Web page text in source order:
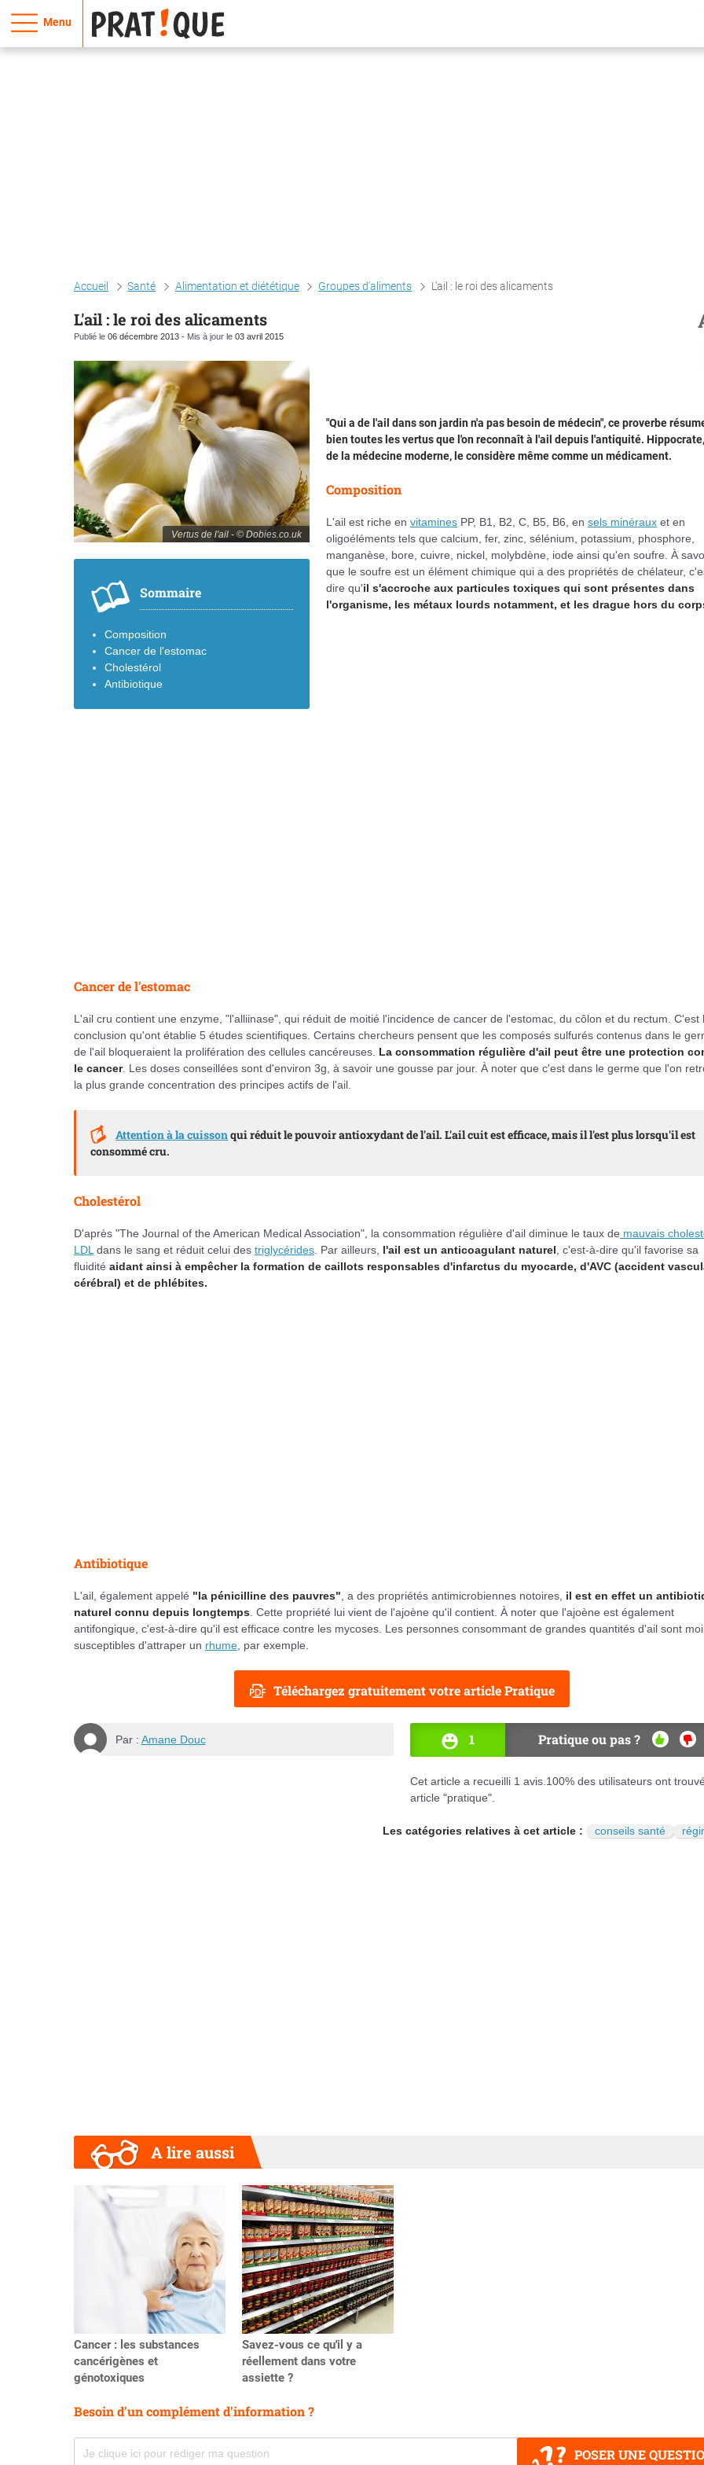
Menu
Accueil Santé Alimentation et diététique Groupes d'aliments L'ail : le roi des alicaments
L'ail : le roi des alicaments
Publié le 06 décembre 2013 - Mis à jour le 03 avril 2015
Vertus de l'ail - © Dobies.co.uk
"Qui a de l'ail dans son jardin n'a pas besoin de médecin", ce proverbe
bien toutes les vertus que l'on reconnaît à l'ail depuis l'antiquité.
de la médecine moderne, le considère même comme un médicament.
Sommaire
Composition
Cancer de l'estomac
Cholestérol
Antibiotique
Composition
L'ail est riche en vitamines PP, B1, B2, C, B5, B6, en sels minéraux et en
oligoéléments tels que calcium, fer, zinc, sélénium, potassium, phosphore,
manganèse, bore, cuivre, nickel, molybdène, iode ainsi qu'en soufre. À
que le soufre est un élément chimique qui a des propriétés de chélateur,
dire qu'il s'accroche aux particules toxiques qui sont présentes dans
l'organisme, les métaux lourds notamment, et les drague hors du
Cancer de l'estomac
L'ail cru contient une enzyme, "l'alliinase", qui réduit de moitié l'incidence de cancer de l'estomac, du côlon et du rectum. C'est
conclusion qu'ont établie 5 études scientifiques. Certains chercheurs pensent que les composés sulfurés contenus dans le
de l'ail bloqueraient la prolifération des cellules cancéreuses. La consommation régulière d'ail peut être une protection
le cancer. Les doses conseillées sont d'environ 3g, à savoir une gousse par jour. À noter que c'est dans le germe que l'on
la plus grande concentration des principes actifs de l'ail.
Attention à la cuissonqui réduit le pouvoir antioxydant de l'ail. L'ail cuit est efficace, mais il l'est plus lorsqu'il est
consommé cru.
Cholestérol
D'après "The Journal of the American Medical Association", la consommation régulière d'ail diminue le taux de mauvais
LDL dans le sang et réduit celui des triglycérides . Par ailleurs, l'ail est un anticoagulant naturel , c'est-à-dire qu'il favorise sa
fluidité aidant ainsi à empêcher la formation de caillots responsables d'infarctus du myocarde, d'AVC (accident
cérébral) et de phlébites.
Antibiotique
L'ail, également appelé "la pénicilline des pauvres" , a des propriétés antimicrobiennes notoires, il est en effet un
naturel connu depuis longtemps . Cette propriété lui vient de l'ajoène qu'il contient. À noter que l'ajoène est également
antifongique, c'est-à-dire qu'il est efficace contre les mycoses. Les personnes consommant de grandes quantités d'ail sont
susceptibles d'attraper un rhume , par exemple.
Téléchargez gratuitement votre article Pratique
Par : Amane Douc 1 Pratique ou pas ?
OUI NON
Cet article a recueilli 1 avis. 100% des utilisateurs ont
article "pratique".
Les catégories relatives à cet article : conseils santé
A lire aussi
Cancer : les substances
cancérigènes et
génotoxiques
Savez-vous ce qu'il y a
réellement dans votre
assiette ?
Précédent
Besoin d'un complément d'information ?
POSER UNE